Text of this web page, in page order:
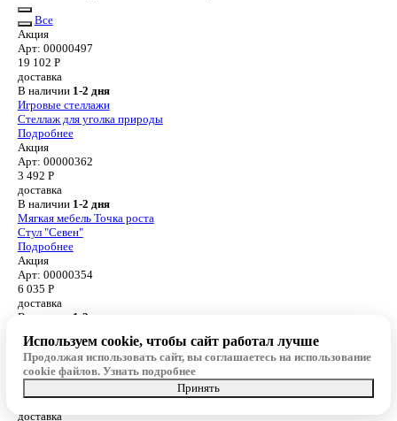
Все
Акция
Арт: 00000497
19 102 Р
доставка
В наличии 1-2 дня
Игровые стеллажи
Стеллаж для уголка природы
Подробнее
Акция
Арт: 00000362
3 492 Р
доставка
В наличии 1-2 дня
Мягкая мебель Точка роста
Стул "Севен"
Подробнее
Акция
Арт: 00000354
6 035 Р
доставка
В наличии 1-2 дня
● Нерегулируемый ученический стол “Модерн №1”
Подробнее
Акция
15 168Р
доставка
Используем cookie, чтобы сайт работал лучше
Продолжая использовать сайт, вы соглашаетесь на использование
cookie файлов.Узнать подробнее
Принять